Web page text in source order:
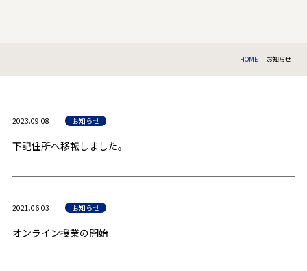
HOME - お知らせ
2023.09.08 お知らせ
下記住所へ移転しました。
2021.06.03 お知らせ
オンライン授業の開始